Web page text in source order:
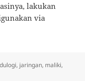
lakukan
via
, jaringan, maliki,